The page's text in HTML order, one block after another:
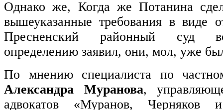
Однако же, Когда же Потанина
вышеуказанные требования в виде
Пресненский районный суд
определению заявил, они, мол, уже
По мнению специалиста по
Александра Муранова,
адвокатов «Муранов, Черняков